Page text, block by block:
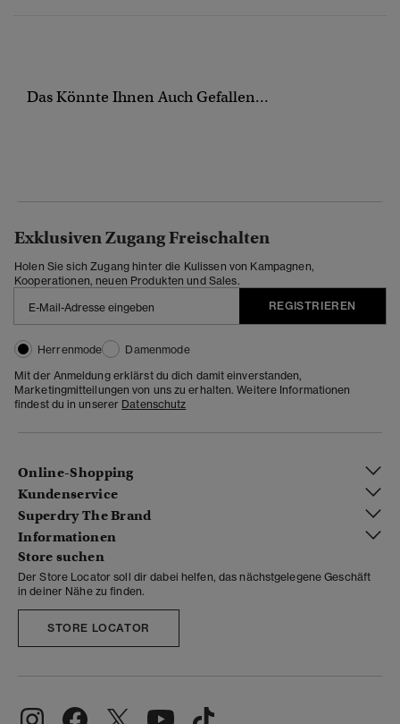
Das Könnte Ihnen Auch Gefallen...
Exklusiven Zugang Freischalten
Holen Sie sich Zugang hinter die Kulissen von Kampagnen,
Kooperationen, neuen Produkten und Sales.
REGISTRIEREN
Herrenmode
Damenmode
Mit der Anmeldung erklärst du dich damit einverstanden,
Marketingmitteilungen von uns zu erhalten. Weitere Informationen
findest du in unserer Datenschutz
Online-Shopping
Kundenservice
Superdry The Brand
Informationen
Store suchen
Der Store Locator soll dir dabei helfen, das nächstgelegene Geschäft
in deiner Nähe zu finden.
STORE LOCATOR